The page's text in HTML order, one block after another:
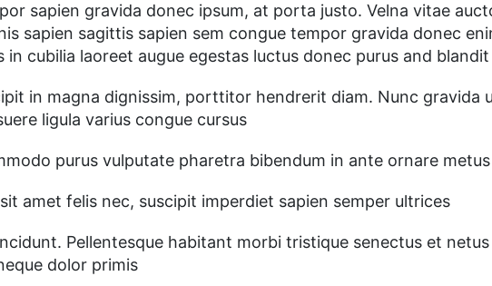
sapien gravida donec ipsum, at porta justo. Velna vitae
sapien sagittis sapien sem congue tempor gravida donec
cubilia laoreet augue egestas luctus donec purus and
in magna dignissim, porttitor hendrerit diam. Nunc gravida
ligula varius congue cursus
purus vulputate pharetra bibendum in ante ornare metus
amet felis nec, suscipit imperdiet sapien semper ultrices
Pellentesque habitant morbi tristique senectus et
dolor primis